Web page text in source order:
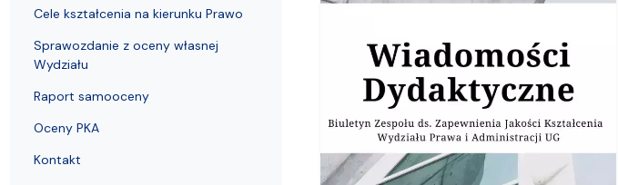
Cele kształcenia na kierunku Prawo
Sprawozdanie z oceny własnej
Wydziału
Raport samooceny
Oceny PKA
Kontakt